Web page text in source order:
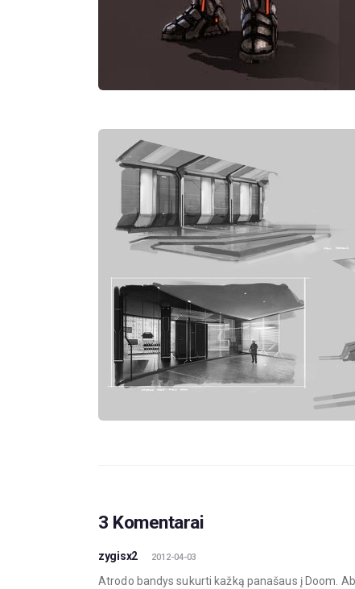
3 Komentarai
zygisx2 2012-04-03
Atrodo bandys sukurti kažką panašaus į Doom.